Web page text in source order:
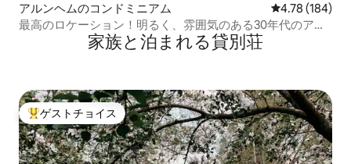
アルンヘムのコンドミニアム レビュー184
4.78 (184)
最高のロケーション！明るく、雰囲気のある30年代のアパ
家族と泊まれる貸別荘
大好評のゲストチョイスです。
ゲストチョイス